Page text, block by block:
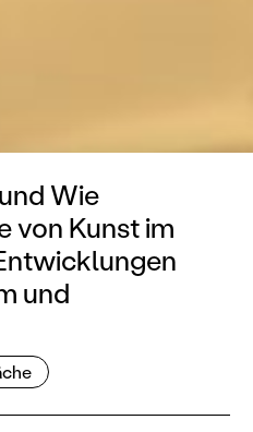
Wie
von Kunst im
und